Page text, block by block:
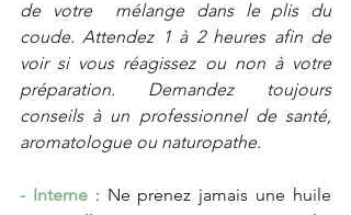
de votre  mélange dans le plis du
coude. Attendez 1 à 2 heures afin de
voir si vous réagissez ou non à votre
préparation. Demandez toujours
conseils à un professionnel de santé,
aromatologue ou naturopathe.
- Interne : Ne prenez jamais une huile